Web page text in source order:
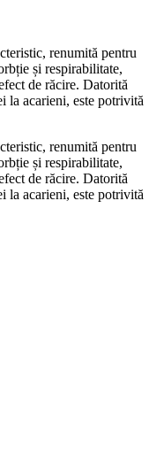
renumită pentru
și respirabilitate,
de răcire. Datorită
la acarieni, este potrivită
renumită pentru
și respirabilitate,
de răcire. Datorită
la acarieni, este potrivită